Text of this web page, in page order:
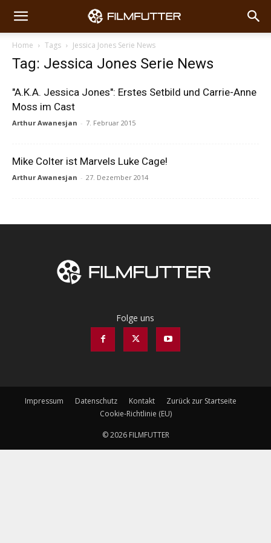
Home Tags Jessica Jones Serie News
Tag: Jessica Jones Serie News
"A.K.A. Jessica Jones": Erstes Setbild und Carrie-Anne
Moss im Cast
Arthur Awanesjan - 7. Februar 2015
Mike Colter ist Marvels Luke Cage!
Arthur Awanesjan - 27. Dezember 2014
Folge uns
Impressum Datenschutz Kontakt
Zurück zur Startseite
Cookie-Richtlinie (EU)
© 2026 FILMFUTTER